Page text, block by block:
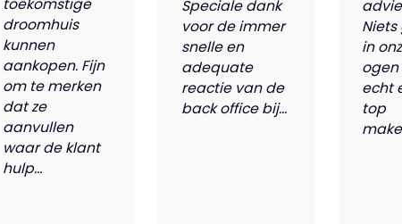
toekomstige
droomhuis
kunnen
aankopen. Fijn
om te merken
dat ze
aanvullen
waar de klant
hulp...
Speciale dank
voor de immer
snelle en
adequate
reactie van de
back office bij...
in
ogen
echt
top